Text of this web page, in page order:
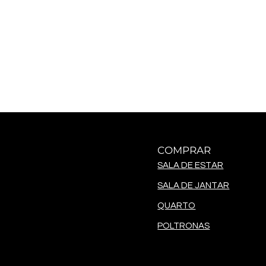
COMPRAR
SALA DE ESTAR
SALA DE JANTAR
QUARTO
POLTRONAS